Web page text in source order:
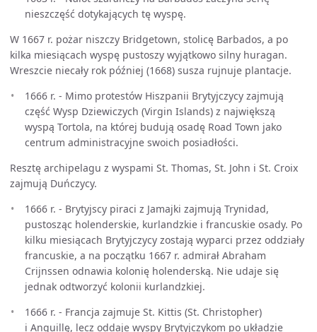
nieszczęść dotykających tę wyspę.
W 1667 r. pożar niszczy Bridgetown, stolicę Barbados, a po
kilka miesiącach wyspę pustoszy wyjątkowo silny huragan.
Wreszcie niecały rok później (1668) susza rujnuje plantacje.
1666 r. - Mimo protestów Hiszpanii Brytyjczycy zajmują
część Wysp Dziewiczych (Virgin Islands) z największą
wyspą Tortola, na której budują osadę Road Town jako
centrum administracyjne swoich posiadłości.
Resztę archipelagu z wyspami St. Thomas, St. John i St. Croix
zajmują Duńczycy.
1666 r. - Brytyjscy piraci z Jamajki zajmują Trynidad,
pustosząc holenderskie, kurlandzkie i francuskie osady. Po
kilku miesiącach Brytyjczycy zostają wyparci przez oddziały
francuskie, a na początku 1667 r. admirał Abraham
Crijnssen odnawia kolonię holenderską. Nie udaje się
jednak odtworzyć kolonii kurlandzkiej.
1666 r. - Francja zajmuje St. Kittis (St. Christopher)
i Anguillę, lecz oddaje wyspy Brytyjczykom po układzie